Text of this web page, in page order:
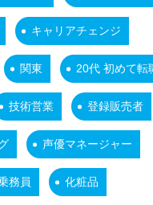
キャリアチェンジ
関東 20代 初めて転
技術営業 登録販売者
声優マネージャー
務員 化粧品